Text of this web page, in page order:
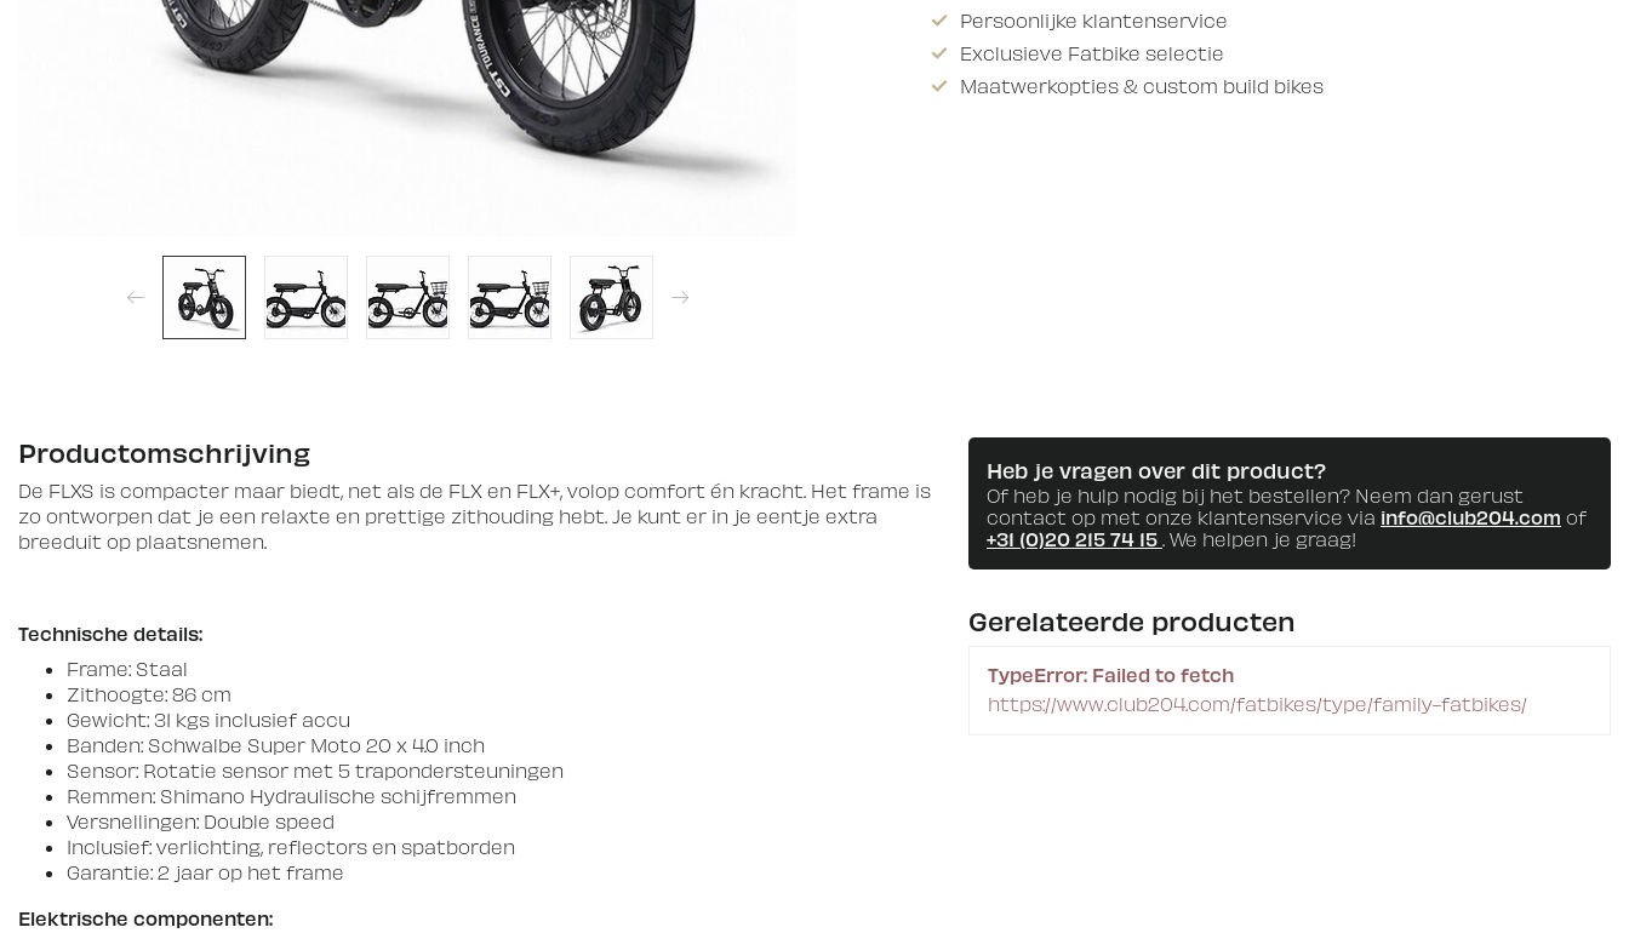
Persoonlijke klantenservice
Exclusieve Fatbike selectie
Maatwerkopties & custom build bikes
Productomschrijving
De FLXS is compacter maar biedt, net als de FLX en FLX+, volop comfort én kracht. Het frame is
zo ontworpen dat je een relaxte en prettige zithouding hebt. Je kunt er in je eentje extra
breeduit op plaatsnemen.
Technische details:
Frame: Staal
Zithoogte: 86 cm
Gewicht: 31 kgs inclusief accu
Banden: Schwalbe Super Moto 20 x 4.0 inch
Sensor: Rotatie sensor met 5 trapondersteuningen
Remmen: Shimano Hydraulische schijfremmen
Versnellingen: Double speed
Inclusief: verlichting, reflectors en spatborden
Garantie: 2 jaar op het frame
Elektrische componenten:
Heb je vragen over dit product?
Of heb je hulp nodig bij het bestellen? Neem dan gerust
contact op met onze klantenservice via info@club204.com of
+31 (0)20 215 74 15 . We helpen je graag!
Gerelateerde producten
TypeError: Failed to fetch
https://www.club204.com/fatbikes/type/family-fatbikes/